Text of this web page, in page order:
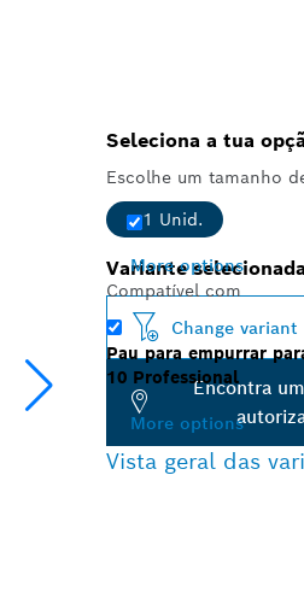
Seleciona a tua
Escolhe um tamanho
1 Unid.
More options
Compatível com
Pau para empurrar
10 Professional
More options
Variante
Change variant
Encontra
Vista geral das